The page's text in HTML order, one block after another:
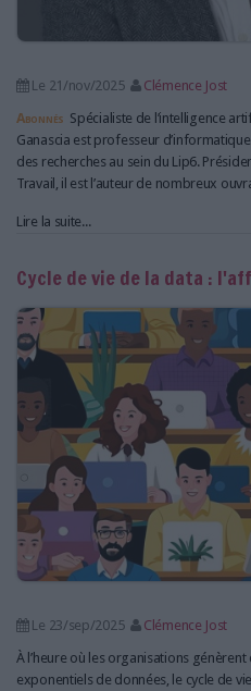
Le 21/nov/2025
Clémence Jost
Abonnés Spécialiste de l’intelligence
Ganascia est professeur
des recherches au sein du Lip6.
Travail, il est l’auteur de nombreux
Lire la suite...
Cycle de vie de la data :
Le 23/sep/2025
Clémence Jost
À l’heure où les organisations
exponentiels de données, le cycle de